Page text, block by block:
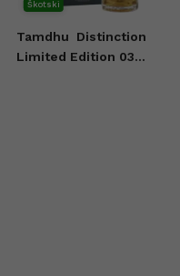
Škotski
Tamdhu
Distinction
Limited Edition 03